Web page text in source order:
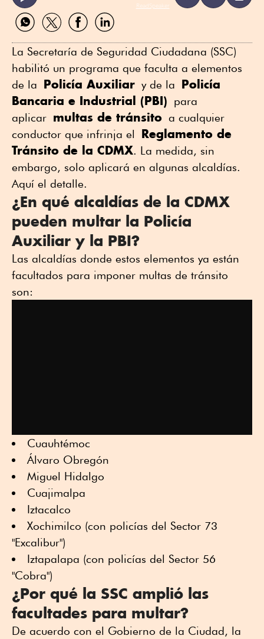
ReadSpeaker
Compartir
por
Compartir
por
Compartir
por
Compartir
por
La Secretaría de Seguridad Ciudadana (SSC)
habilitó un programa que faculta a elementos
de la Policía Auxiliar y de la Policía
Bancaria e Industrial (PBI) para
aplicar multas de tránsito a cualquier
conductor que infrinja el Reglamento de
Tránsito de la CDMX. La medida, sin
embargo, solo aplicará en algunas alcaldías.
Aquí el detalle.
¿En qué alcaldías de la CDMX
pueden multar la Policía
Auxiliar y la PBI?
Las alcaldías donde estos elementos ya están
facultados para imponer multas de tránsito
son:
Cuauhtémoc
Álvaro Obregón
Miguel Hidalgo
Cuajimalpa
Iztacalco
Xochimilco (con policías del Sector 73
"Excalibur")
Iztapalapa (con policías del Sector 56
"Cobra")
¿Por qué la SSC amplió las
facultades para multar?
De acuerdo con el Gobierno de la Ciudad, la